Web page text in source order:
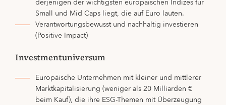
derjenigen der wichtigsten europäischen Indizes für
Small und Mid Caps liegt, die auf Euro lauten.
Verantwortungsbewusst und nachhaltig investieren
(Positive Impact)
Investmentuniversum
Europäische Unternehmen mit kleiner und mittlerer
Marktkapitalisierung (weniger als 20 Milliarden €
beim Kauf), die ihre ESG-Themen mit Überzeugung